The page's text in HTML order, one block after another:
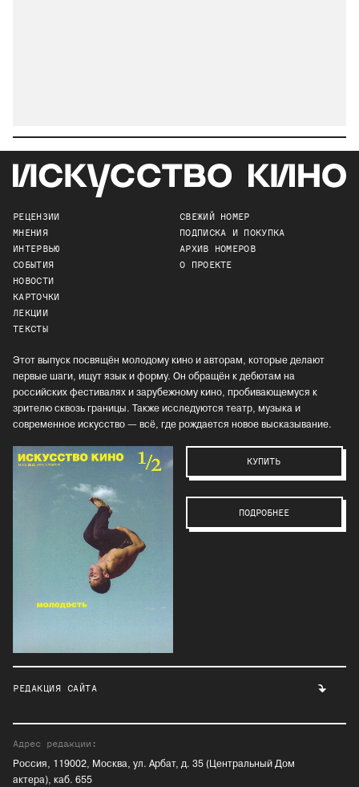
РЕЦЕНЗИИ
МНЕНИЯ
ИНТЕРВЬЮ
СОБЫТИЯ
НОВОСТИ
КАРТОЧКИ
ЛЕКЦИИ
ТЕКСТЫ
СВЕЖИЙ НОМЕР
ПОДПИСКА И ПОКУПКА
АРХИВ НОМЕРОВ
О ПРОЕКТЕ
Этот выпуск посвящён молодому кино и авторам, которые делают
первые шаги, ищут язык и форму. Он обращён к дебютам на
российских фестивалях и зарубежному кино, пробивающемуся к
зрителю сквозь границы. Также исследуются театр, музыка и
современное искусство — всё, где рождается новое высказывание.
КУПИТЬ
ПОДРОБНЕЕ
РЕДАКЦИЯ САЙТА
Адрес редакции:
Россия, 119002, Москва, ул. Арбат, д. 35 (Центральный Дом
актера), каб. 655